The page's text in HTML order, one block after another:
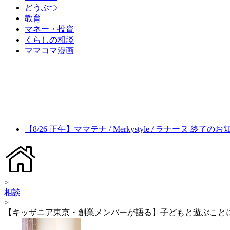
どうぶつ
教育
マネー・投資
くらしの相談
ママコマ漫画
【8/26 正午】ママテナ / Merkystyle / ラナーヌ 終了のお
>
相談
>
【キッザニア東京・創業メンバーが語る】子どもと遊ぶこと